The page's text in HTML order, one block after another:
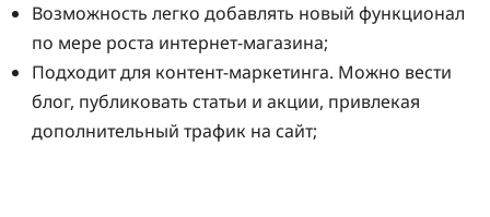
Возможность легко добавлять новый функционал
по мере роста интернет-магазина;
Подходит для контент-маркетинга. Можно вести
блог, публиковать статьи и акции, привлекая
дополнительный трафик на сайт;